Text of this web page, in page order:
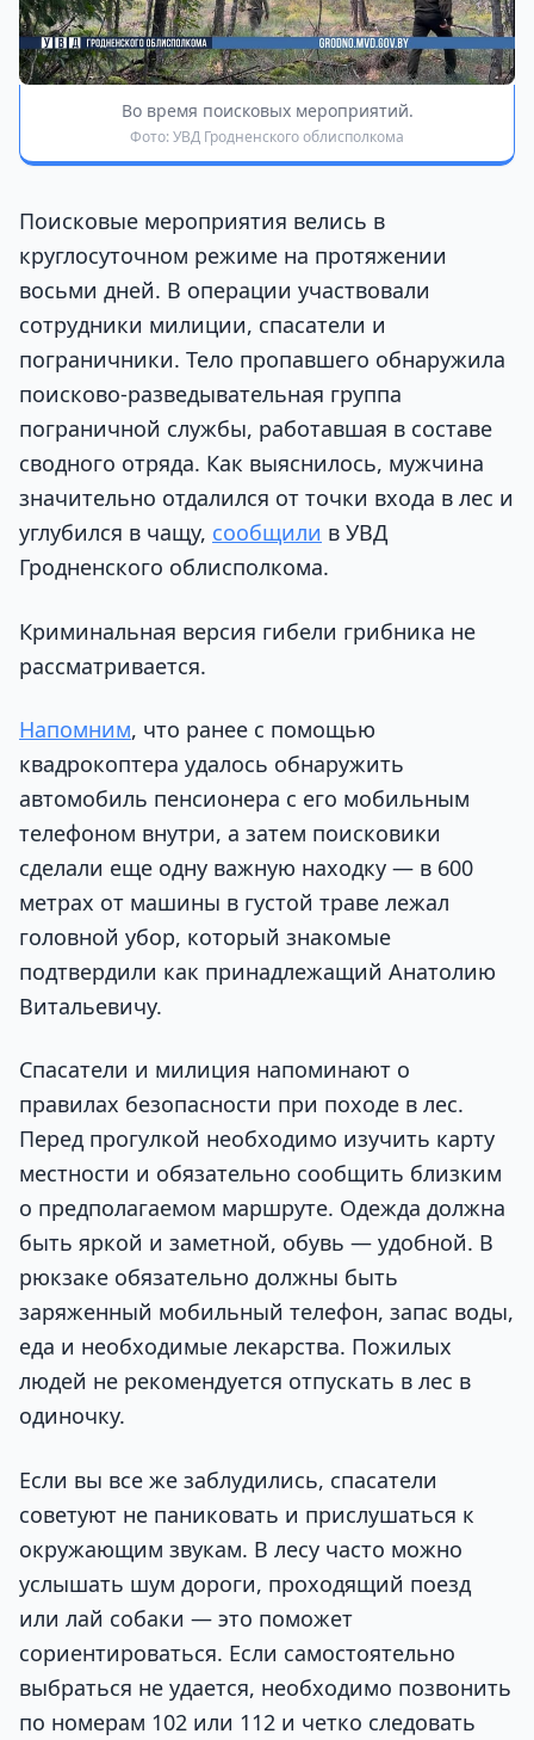
Во время поисковых мероприятий.
Фото: УВД Гродненского облисполкома
Поисковые мероприятия велись в
круглосуточном режиме на протяжении
восьми дней. В операции участвовали
сотрудники милиции, спасатели и
пограничники. Тело пропавшего обнаружила
поисково-разведывательная группа
пограничной службы, работавшая в составе
сводного отряда. Как выяснилось, мужчина
значительно отдалился от точки входа в лес и
углубился в чащу, сообщили в УВД
Гродненского облисполкома.
Криминальная версия гибели грибника не
рассматривается.
Напомним, что ранее с помощью
квадрокоптера удалось обнаружить
автомобиль пенсионера с его мобильным
телефоном внутри, а затем поисковики
сделали еще одну важную находку — в 600
метрах от машины в густой траве лежал
головной убор, который знакомые
подтвердили как принадлежащий Анатолию
Витальевичу.
Спасатели и милиция напоминают о
правилах безопасности при походе в лес.
Перед прогулкой необходимо изучить карту
местности и обязательно сообщить близким
о предполагаемом маршруте. Одежда должна
быть яркой и заметной, обувь — удобной. В
рюкзаке обязательно должны быть
заряженный мобильный телефон, запас воды,
еда и необходимые лекарства. Пожилых
людей не рекомендуется отпускать в лес в
одиночку.
Если вы все же заблудились, спасатели
советуют не паниковать и прислушаться к
окружающим звукам. В лесу часто можно
услышать шум дороги, проходящий поезд
или лай собаки — это поможет
сориентироваться. Если самостоятельно
выбраться не удается, необходимо позвонить
по номерам 102 или 112 и четко следовать